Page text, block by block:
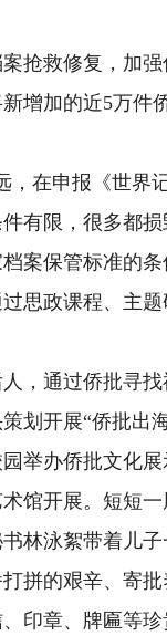
救修复，加强
增加的近5万件
在申报《世界
有限，很多都
案保管标准的
思政课程、主
通过侨批寻找
开展“侨批出
举办侨批文化
馆开展。短短
泳絮带着儿子
拼的艰辛、寄
章、牌匾等珍